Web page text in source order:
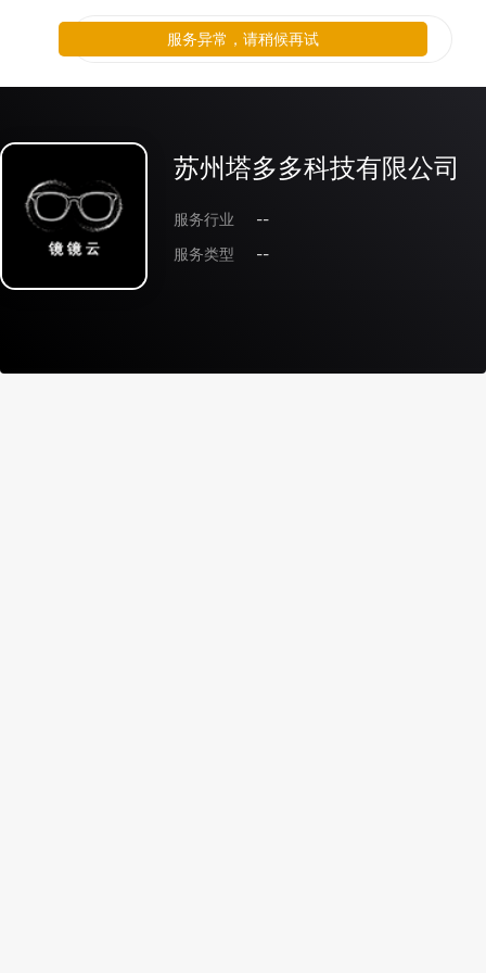
苏州塔多多科技有限公司
服务行业
--
服务类型
--
服务异常，请稍候再试